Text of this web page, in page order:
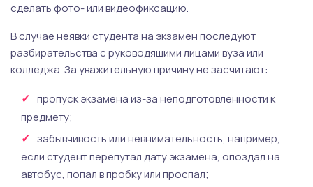
сделать фото- или видеофиксацию.
В случае неявки студента на экзамен последуют
разбирательства с руководящими лицами вуза или
колледжа. За уважительную причину не засчитают:
пропуск экзамена из-за неподготовленности к
предмету;
забывчивость или невнимательность, например,
если студент перепутал дату экзамена, опоздал на
автобус, попал в пробку или проспал;